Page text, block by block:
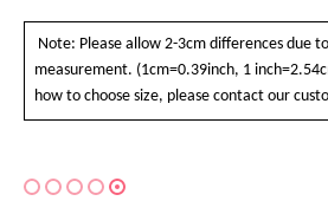
Note: Please allow 2-3cm differences due
measurement. (1cm=0.39inch, 1
how to choose size, please contact our